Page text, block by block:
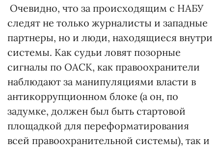
Очевидно, что за происходящим с НАБУ
следят не только журналисты и западные
партнеры, но и люди, находящиеся внутри
системы. Как судьи ловят позорные
сигналы по ОАСК, как правоохранители
наблюдают за манипуляциями власти в
антикоррупционном блоке (а он, по
задумке, должен был быть стартовой
площадкой для переформатирования
всей правоохранительной системы), так и